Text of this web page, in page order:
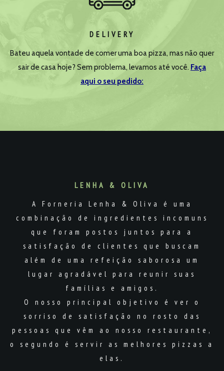
DELIVERY
Bateu aquela vontade de comer uma boa pizza, mas não quer
sair de casa hoje? Sem problema, levamos até você. Faça
aqui o seu pedido:
LENHA & OLIVA
A Forneria Lenha & Oliva é uma
combinação de ingredientes incomuns
que foram postos juntos para a
satisfação de clientes que buscam
além de uma refeição saborosa um
lugar agradável para reunir suas
famílias e amigos.
O nosso principal objetivo é ver o
sorriso de satisfação no rosto das
pessoas que vêm ao nosso restaurante,
o segundo é servir as melhores pizzas a
elas.